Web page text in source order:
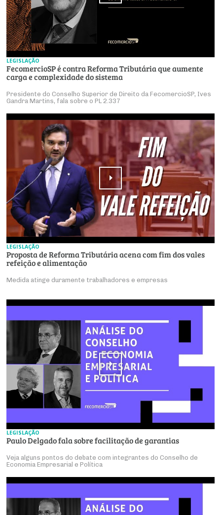
LEGISLAÇÃO
FecomercioSP é contra Reforma Tributária que aumente
carga e complexidade do sistema
Presidente do Conselho Superior de Direito da FecomercioSP, Ives
Gandra Martins, fala sobre o PL 2.337
LEGISLAÇÃO
Proposta de Reforma Tributária acena com fim dos vales
refeição e alimentação
Medida atinge duramente trabalhadores e empresas
LEGISLAÇÃO
Paulo Delgado fala sobre facilitação de garantias
Veja alguns pontos do debate com integrantes do Conselho de
Economia Empresarial e Política